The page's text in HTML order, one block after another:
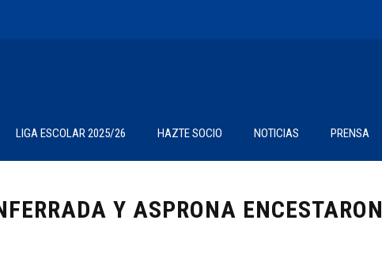
LIGA ESCOLAR 2025/26 HAZTE SOCIO NOTICIAS PRENSA
Y ASPRONA ENCESTARON